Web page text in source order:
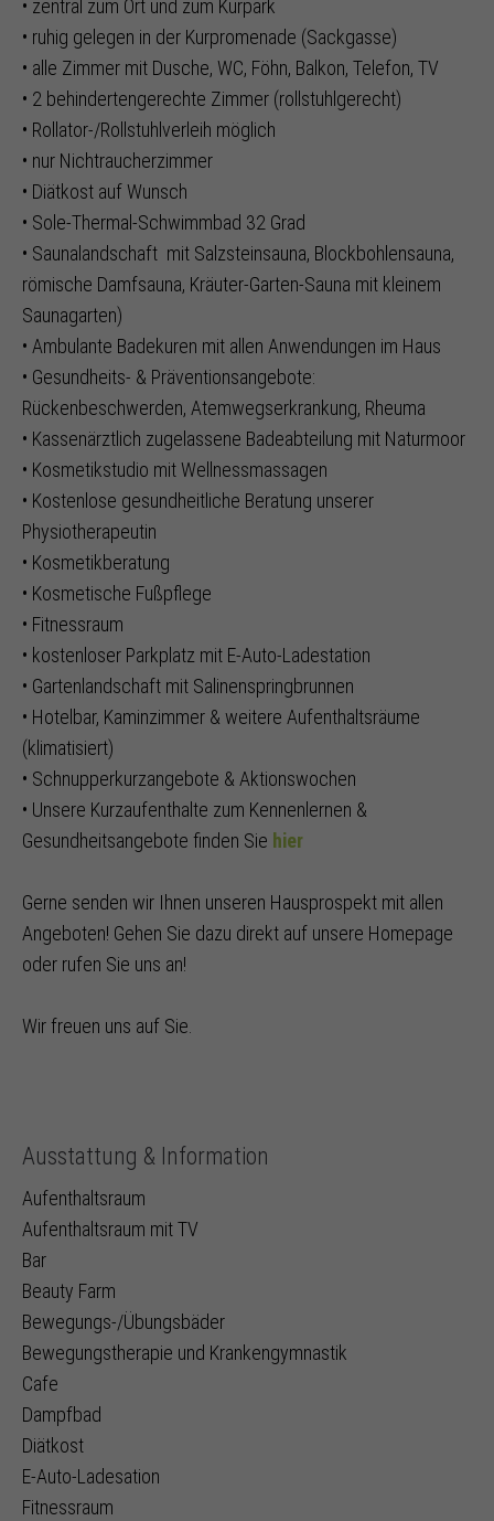
• zentral zum Ort und zum Kurpark
• ruhig gelegen in der Kurpromenade (Sackgasse)
• alle Zimmer mit Dusche, WC, Föhn, Balkon, Telefon, TV
• 2 behindertengerechte Zimmer (rollstuhlgerecht)
• Rollator-/Rollstuhlverleih möglich
• nur Nichtraucherzimmer
• Diätkost auf Wunsch
• Sole-Thermal-Schwimmbad 32 Grad
• Saunalandschaft mit Salzsteinsauna, Blockbohlensauna,
römische Damfsauna, Kräuter-Garten-Sauna mit kleinem
Saunagarten)
• Ambulante Badekuren mit allen Anwendungen im Haus
• Gesundheits- & Präventionsangebote:
Rückenbeschwerden, Atemwegserkrankung, Rheuma
• Kassenärztlich zugelassene Badeabteilung mit Naturmoor
• Kosmetikstudio mit Wellnessmassagen
• Kostenlose gesundheitliche Beratung unserer
Physiotherapeutin
• Kosmetikberatung
• Kosmetische Fußpflege
• Fitnessraum
• kostenloser Parkplatz mit E-Auto-Ladestation
• Gartenlandschaft mit Salinenspringbrunnen
• Hotelbar, Kaminzimmer & weitere Aufenthaltsräume
(klimatisiert)
• Schnupperkurzangebote & Aktionswochen
• Unsere Kurzaufenthalte zum Kennenlernen &
Gesundheitsangebote finden Sie hier
Gerne senden wir Ihnen unseren Hausprospekt mit allen
Angeboten! Gehen Sie dazu direkt auf unsere Homepage
oder rufen Sie uns an!
Wir freuen uns auf Sie.
Ausstattung & Information
Aufenthaltsraum
Aufenthaltsraum mit TV
Bar
Beauty Farm
Bewegungs-/Übungsbäder
Bewegungstherapie und Krankengymnastik
Cafe
Dampfbad
Diätkost
E-Auto-Ladesation
Fitnessraum